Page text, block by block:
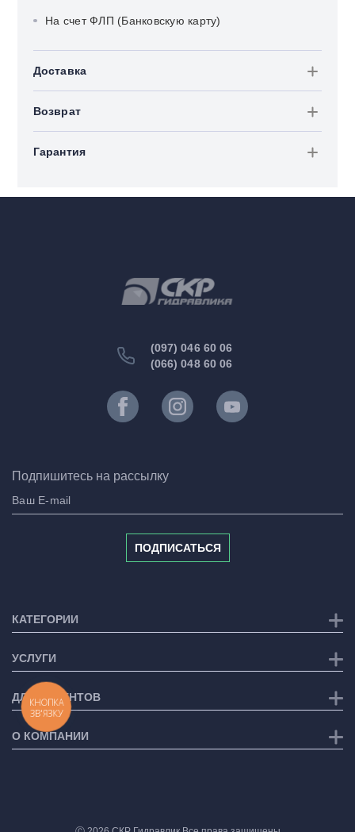
На счет ФЛП (Банковскую карту)
Доставка
Возврат
Гарантия
(097) 046 60 06
(066) 048 60 06
Подпишитесь на рассылку
ПОДПИСАТЬСЯ
КАТЕГОРИИ
УСЛУГИ
ДЛЯ КЛИЕНТОВ
О КОМПАНИИ
КНОПКА
ЗВ'ЯЗКУ